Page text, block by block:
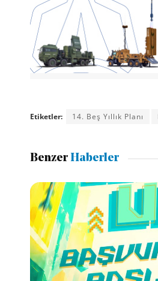
Etiketler: 14. Beş Yıllık Planı
BenzerHaberler